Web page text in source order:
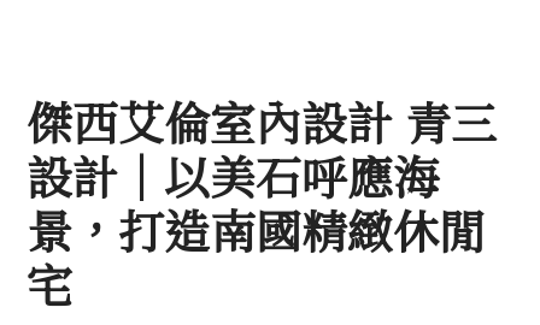
傑西艾倫室內設計 青三
設計｜以美石呼應海
景，打造南國精緻休閒
宅